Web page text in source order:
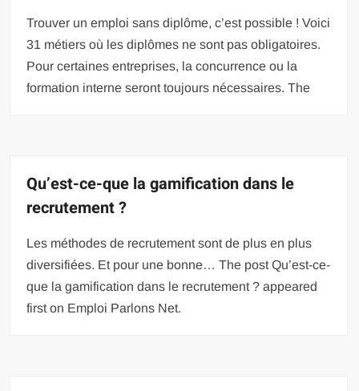
Trouver un emploi sans diplôme, c’est possible ! Voici
31 métiers où les diplômes ne sont pas obligatoires.
Pour certaines entreprises, la concurrence ou la
formation interne seront toujours nécessaires. The
Qu’est-ce-que la gamification dans le
recrutement ?
Les méthodes de recrutement sont de plus en plus
diversifiées. Et pour une bonne… The post Qu’est-ce-
que la gamification dans le recrutement ? appeared
first on Emploi Parlons Net.